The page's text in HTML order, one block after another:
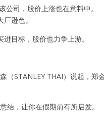
司，股价上涨也在意料中。
逊色。
目标，股价也力争上游。
STANLEY THAI）说起，郑
结，让你在假期前有所启发。